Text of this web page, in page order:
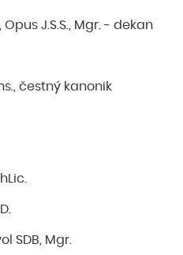
J.S.S., Mgr. - dekan
čestný kanonik
SDB, Mgr.